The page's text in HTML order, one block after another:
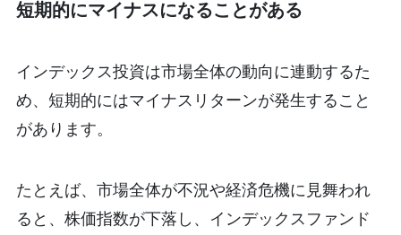
短期的にマイナスになることがある
インデックス投資は市場全体の動向に連動するた
め、短期的にはマイナスリターンが発生すること
があります。
たとえば、市場全体が不況や経済危機に見舞われ
ると、株価指数が下落し、インデックスファンド